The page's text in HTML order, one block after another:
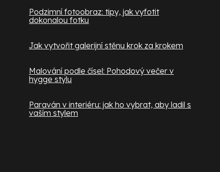
Podzimní fotoobraz: tipy, jak vyfotit
dokonalou fotku
Jak vytvořit galerijní stěnu krok za krokem
Malování podle čísel: Pohodový večer v
hygge stylu
Paraván v interiéru: jak ho vybrat, aby ladil s
vaším stylem